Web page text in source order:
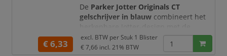
De Parker Jotter Originals CT
gelschrijver in blauw combineert het
vloeiende schrijfervaring van Parker-
gelinkt. De glanzende kunststof
€ 6,33
excl. BTW per Stuk 1 Blister
€ 7,66 incl. 21% BTW